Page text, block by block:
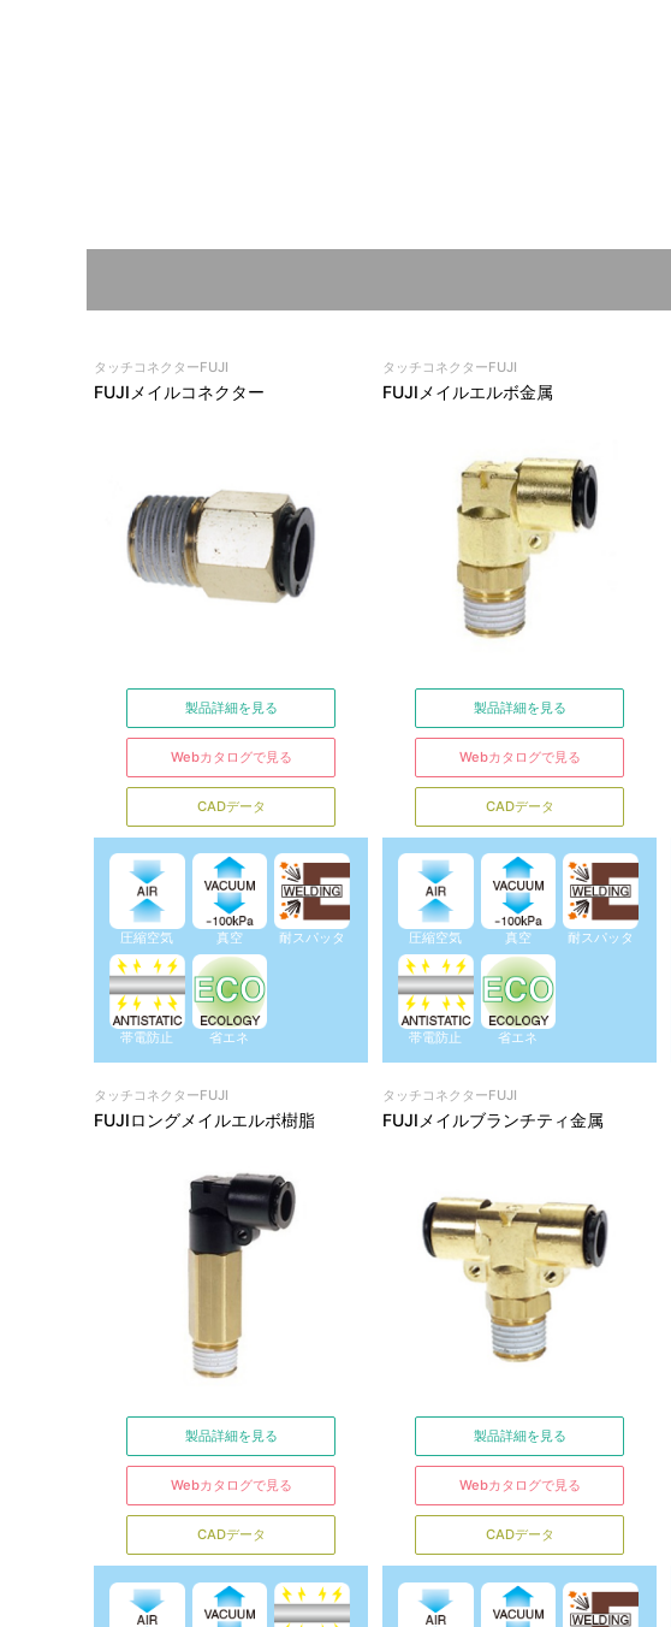
タッチコネクターFUJI
FUJIメイルコネクター
製品詳細を見る
Webカタログで見る
CADデータ
圧縮空気 真空 耐スパッタ
帯電防止 省エネ
タッチコネクターFUJI
FUJIメイルエルボ金属
製品詳細を見る
Webカタログで見る
CADデータ
圧縮空気 真空 耐スパッタ
帯電防止 省エネ
タッチコネクターFUJI
FUJIロングメイルエルボ樹脂
製品詳細を見る
Webカタログで見る
CADデータ
タッチコネクターFUJI
FUJIメイルブランチティ金属
製品詳細を見る
Webカタログで見る
CADデータ